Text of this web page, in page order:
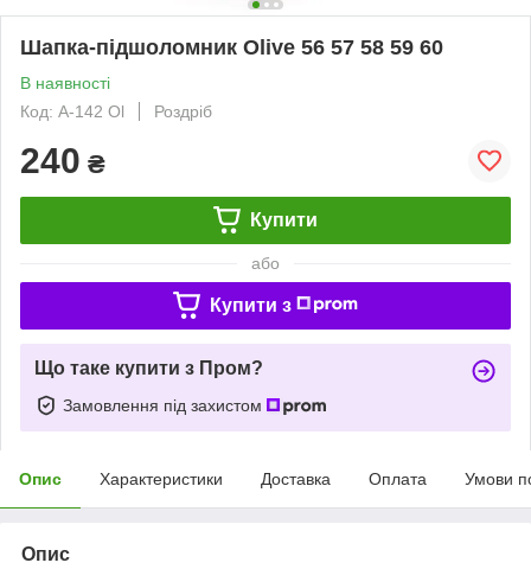
Шапка-підшоломник Olive 56 57 58 59 60
В наявності
Код: A-142 Ol
Роздріб
240 ₴
Купити
або
Купити з
Що таке купити з Пром?
Замовлення під захистом
Опис Характеристики Доставка Оплата Умови
Опис